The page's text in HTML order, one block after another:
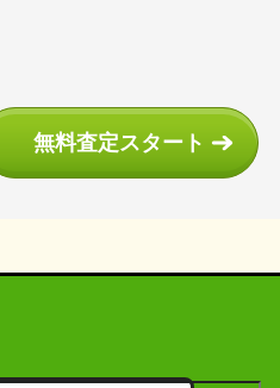
無料査定スタート